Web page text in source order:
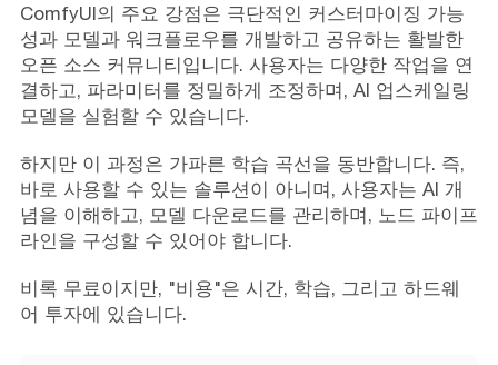
ComfyUI의 주요 강점은 극단적인 커스터마이징 가능
성과 모델과 워크플로우를 개발하고 공유하는 활발한
오픈 소스 커뮤니티입니다. 사용자는 다양한 작업을 연
결하고, 파라미터를 정밀하게 조정하며, AI 업스케일링
모델을 실험할 수 있습니다.
하지만 이 과정은 가파른 학습 곡선을 동반합니다. 즉,
바로 사용할 수 있는 솔루션이 아니며, 사용자는 AI 개
념을 이해하고, 모델 다운로드를 관리하며, 노드 파이프
라인을 구성할 수 있어야 합니다.
비록 무료이지만, "비용"은 시간, 학습, 그리고 하드웨
어 투자에 있습니다.